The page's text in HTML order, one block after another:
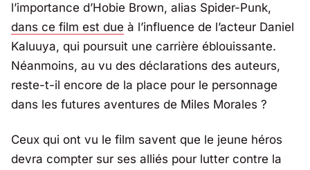
l’importance d’Hobie Brown, alias Spider-Punk,
dans ce film est due à l’influence de l’acteur Daniel
Kaluuya, qui poursuit une carrière éblouissante.
Néanmoins, au vu des déclarations des auteurs,
reste-t-il encore de la place pour le personnage
dans les futures aventures de Miles Morales ?
Ceux qui ont vu le film savent que le jeune héros
devra compter sur ses alliés pour lutter contre la